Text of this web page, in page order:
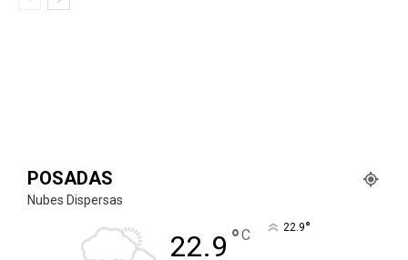
POSADAS
Nubes Dispersas
22.9 °C 22.9°